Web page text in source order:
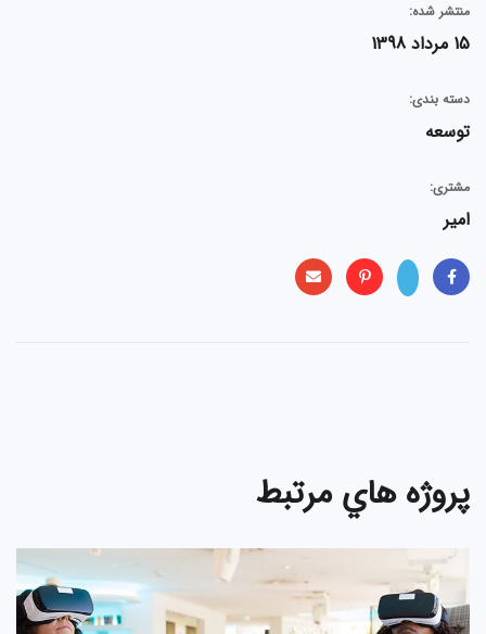
منتشر شده:
15 مرداد 1398
دسته بندی:
توسعه
مشتری:
امیر
پروژه هاي مرتبط